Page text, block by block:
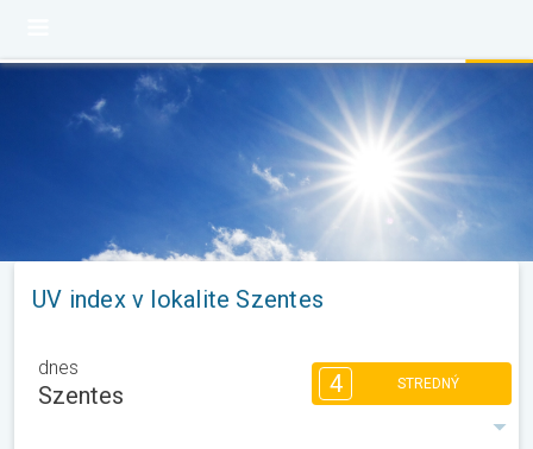
UV index v lokalite Szentes
dnes
Szentes 4 STREDNÝ